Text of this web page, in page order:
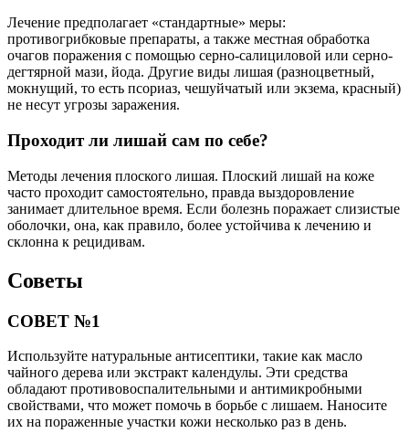
Лечение предполагает «стандартные» меры:
противогрибковые препараты, а также местная обработка
очагов поражения с помощью серно-салициловой или серно-
дегтярной мази, йода. Другие виды лишая (разноцветный,
мокнущий, то есть псориаз, чешуйчатый или экзема, красный)
не несут угрозы заражения.
Проходит ли лишай сам по себе?
Методы лечения плоского лишая. Плоский лишай на коже
часто проходит самостоятельно, правда выздоровление
занимает длительное время. Если болезнь поражает слизистые
оболочки, она, как правило, более устойчива к лечению и
склонна к рецидивам.
Советы
СОВЕТ №1
Используйте натуральные антисептики, такие как масло
чайного дерева или экстракт календулы. Эти средства
обладают противовоспалительными и антимикробными
свойствами, что может помочь в борьбе с лишаем. Наносите
их на пораженные участки кожи несколько раз в день.